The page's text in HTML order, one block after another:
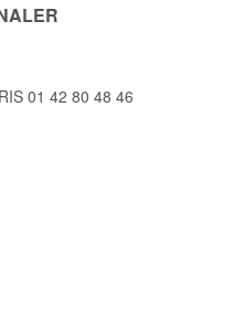
01 42 80 48 46